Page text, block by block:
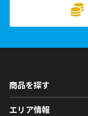
商品を探す
エリア情報